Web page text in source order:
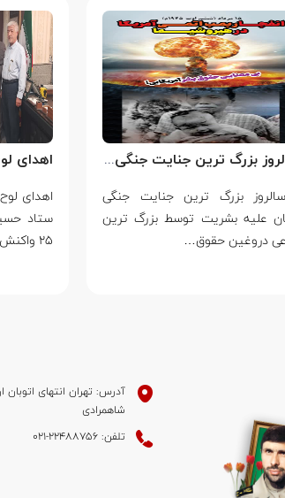
سالروز بزرگ ترین جنایت جنگی جهان علیه بشریت توسط بزرگ ترین مدعی دروغین حقوق بشر
سالروز بزرگ ترین جنایت جنگی
علیه بشریت توسط بزرگ ترین
دروغین حقوق…
ستاد
۲۵ واکنش…
آدرس: تهران انتهای
شاهمرادی
تلفن: 22488756-021